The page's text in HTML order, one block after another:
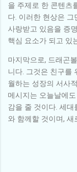
을 주제로 한 콘텐츠
다. 이러한 현상은
사랑받고 있음을 증
핵심 요소가 되고 있
마지막으로, 드래곤
니다. 그것은 친구를
월하는 성장의 서사
메시지는 오늘날에
감을 줄 것이다. 세
와 함께할 것이며, 새